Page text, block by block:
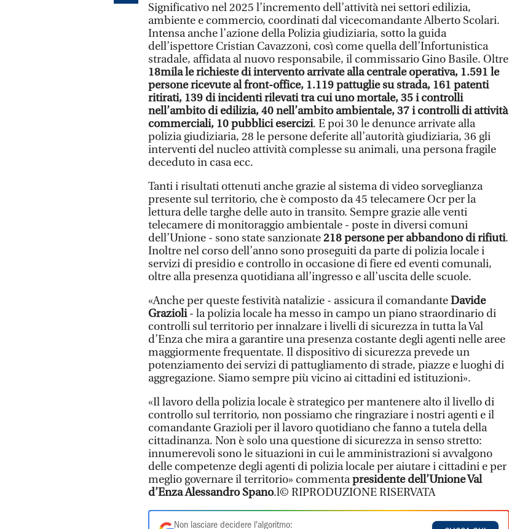
Significativo nel 2025 l’incremento dell’attività nei settori edilizia,
ambiente e commercio, coordinati dal vicecomandante Alberto Scolari.
Intensa anche l’azione della Polizia giudiziaria, sotto la guida
dell’ispettore Cristian Cavazzoni, così come quella dell’Infortunistica
stradale, affidata al nuovo responsabile, il commissario Gino Basile. Oltre
18mila le richieste di intervento arrivate alla centrale operativa, 1.591 le
persone ricevute al front-office, 1.119 pattuglie su strada, 161 patenti
ritirati, 139 di incidenti rilevati tra cui uno mortale, 35 i controlli
nell’ambito di edilizia, 40 nell’ambito ambientale, 37 i controlli di attività
commerciali, 10 pubblici esercizi. E poi 30 le denunce arrivate alla
polizia giudiziaria, 28 le persone deferite all’autorità giudiziaria, 36 gli
interventi del nucleo attività complesse su animali, una persona fragile
deceduto in casa ecc.
Tanti i risultati ottenuti anche grazie al sistema di video sorveglianza
presente sul territorio, che è composto da 45 telecamere Ocr per la
lettura delle targhe delle auto in transito. Sempre grazie alle venti
telecamere di monitoraggio ambientale - poste in diversi comuni
dell’Unione - sono state sanzionate218 persone per abbandono di rifiuti.
Inoltre nel corso dell’anno sono proseguiti da parte di polizia locale i
servizi di presidio e controllo in occasione di fiere ed eventi comunali,
oltre alla presenza quotidiana all’ingresso e all’uscita delle scuole.
«Anche per queste festività natalizie - assicura il comandanteDavide
Grazioli- la polizia locale ha messo in campo un piano straordinario di
controlli sul territorio per innalzare i livelli di sicurezza in tutta la Val
d’Enza che mira a garantire una presenza costante degli agenti nelle aree
maggiormente frequentate. Il dispositivo di sicurezza prevede un
potenziamento dei servizi di pattugliamento di strade, piazze e luoghi di
aggregazione. Siamo sempre più vicino ai cittadini ed istituzioni».
«Il lavoro della polizia locale è strategico per mantenere alto il livello di
controllo sul territorio, non possiamo che ringraziare i nostri agenti e il
comandante Grazioli per il lavoro quotidiano che fanno a tutela della
cittadinanza. Non è solo una questione di sicurezza in senso stretto:
innumerevoli sono le situazioni in cui le amministrazioni si avvalgono
delle competenze degli agenti di polizia locale per aiutare i cittadini e per
meglio governare il territorio» commentapresidente dell’Unione Val
d’Enza Alessandro Spano.l© RIPRODUZIONE RISERVATA
Non lasciare decidere l'algoritmo: